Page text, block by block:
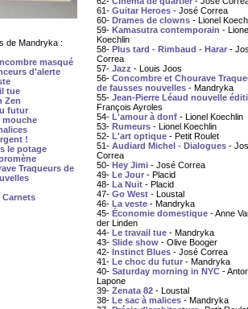
de Mandryka :
masqué
d'alerte
tue
Zen
futur
mouche
!
le potage
Traqueurs de
Carnets
61- Guitar Heroes - José Correa
60- Drames de clowns - Lionel
59- Kamasutra contemporain -
Koechlin
58- Plus tard - Rimbaud - Harar -
Correa
57- Jazz - Louis Joos
56- Concombre et Chourave
de fausses nouvelles - Mandryka
55- Jean-Pierre Léaud nouvelle
François Ayroles
54- L'amour à donf - Lionel Koechlin
53- Rumeurs - Lionel Koechlin
52- L'art optique - Petit Roulet
51- Audiard Michel - Dialogues -
Correa
50- Hey Jimi - José Correa
49- Le Jour - Placid
48- La Nuit - Placid
47- Go West - Loustal
46- La veste - Mandryka
45- Économie domestique - Anne
der Linden
44- Le travail tue - Mandryka
43- Slide show - Olive Booger
42- Instinct Blues - José Correa
41- Le choc du futur - Mandryka
40- Saturday morning in NYC -
Lapone
39- Zenata 82 - Loustal
38- Le sac à malices - Mandryka